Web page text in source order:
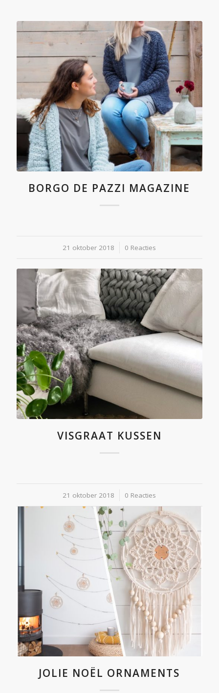
BORGO DE PAZZI MAGAZINE
21 oktober 2018
/ 0 Reacties
VISGRAAT KUSSEN
21 oktober 2018
/ 0 Reacties
JOLIE NOËL ORNAMENTS